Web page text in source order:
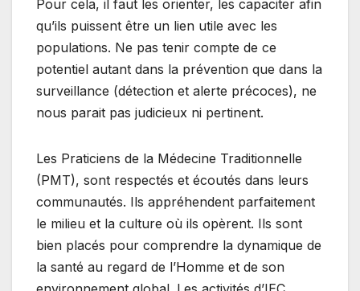
Pour cela, il faut les orienter, les capaciter afin
qu’ils puissent être un lien utile avec les
populations. Ne pas tenir compte de ce
potentiel autant dans la prévention que dans la
surveillance (détection et alerte précoces), ne
nous parait pas judicieux ni pertinent.
Les Praticiens de la Médecine Traditionnelle
(PMT), sont respectés et écoutés dans leurs
communautés. Ils appréhendent parfaitement
le milieu et la culture où ils opèrent. Ils sont
bien placés pour comprendre la dynamique de
la santé au regard de l’Homme et de son